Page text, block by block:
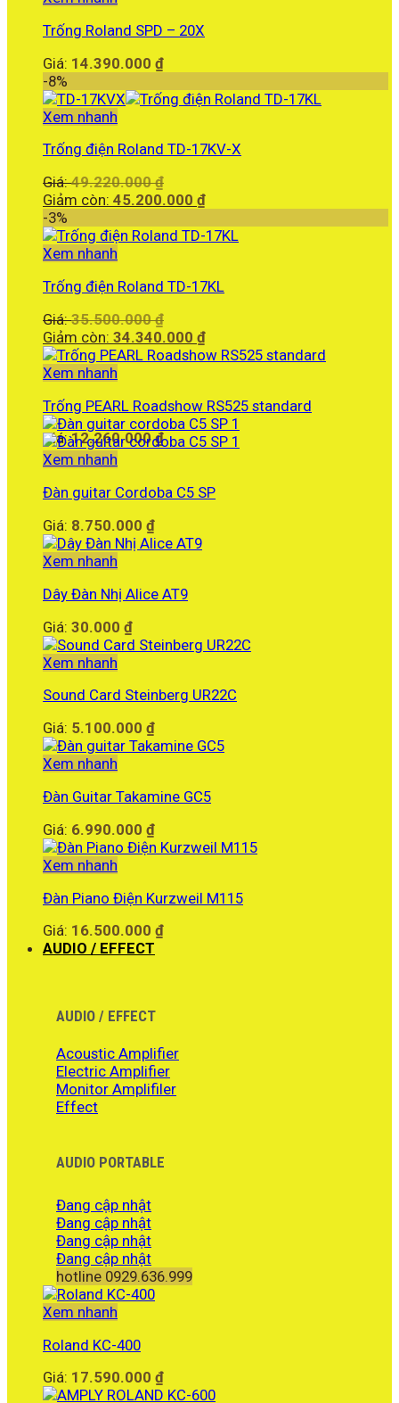
Trống Roland SPD – 20X
Giá: 14.390.000 ₫
-8%
Xem nhanh
Trống điện Roland TD-17KV-X
Giá:49.220.000₫
gốc
49.220.000 ₫.
Giảm còn: 45.200.000 ₫Giá
tại
-3%
Xem nhanh
Trống điện Roland TD-17KL
Giá:35.500.000₫
gốc
là:
Giảm còn: 34.340.000 ₫Giá
hiện
34.340.000 ₫.
Xem nhanh
Trống PEARL Roadshow RS525 standard
Giá:12.260.000₫
Xem nhanh
Đàn guitar Cordoba C5 SP
Giá: 8.750.000 ₫
Xem nhanh
Dây Đàn Nhị Alice AT9
Giá: 30.000 ₫
Xem nhanh
Sound Card Steinberg UR22C
Giá: 5.100.000 ₫
Xem nhanh
Đàn Guitar Takamine GC5
Giá: 6.990.000 ₫
Xem nhanh
Đàn Piano Điện Kurzweil M115
Giá: 16.500.000 ₫
AUDIO / EFFECT
AUDIO / EFFECT
Acoustic Amplifier
Electric Amplifier
Monitor Amplifiler
Effect
AUDIO PORTABLE
Đang cập nhật
Đang cập nhật
Đang cập nhật
Đang cập nhật
hotline 0929.636.999
Xem nhanh
Roland KC-400
Giá: 17.590.000 ₫